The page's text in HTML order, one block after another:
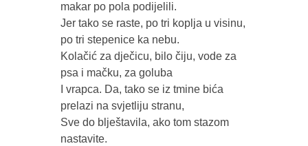
makar po pola podijelili.
Jer tako se raste, po tri koplja u visinu,
po tri stepenice ka nebu.
Kolačić za dječicu, bilo čiju, vode za
psa i mačku, za goluba
I vrapca. Da, tako se iz tmine bića
prelazi na svjetliju stranu,
Sve do blještavila, ako tom stazom
nastavite.